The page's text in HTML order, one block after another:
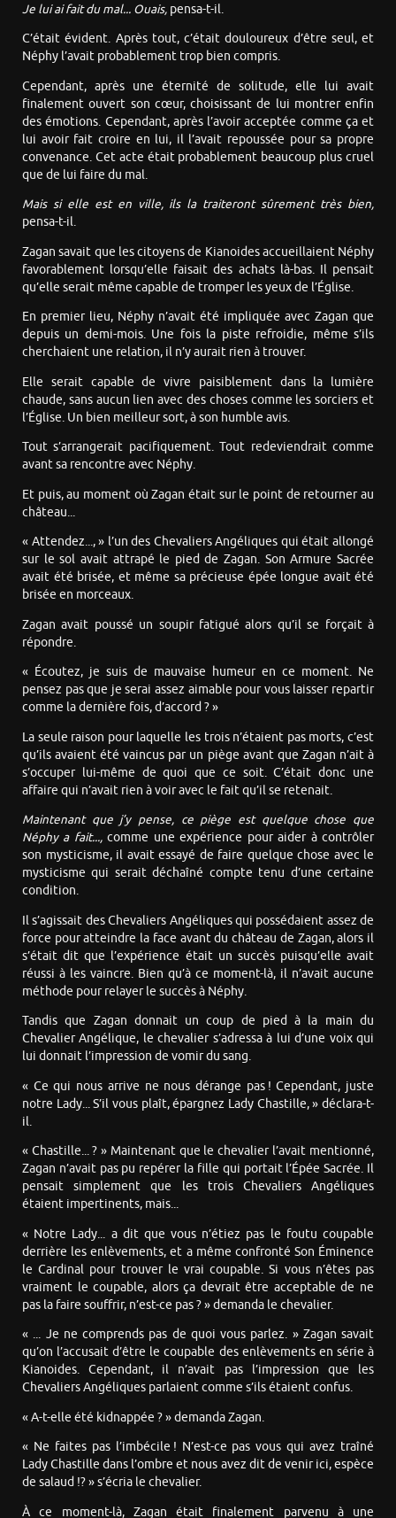
Je lui ai fait du mal... Ouais, pensa-t-il.
C’était évident. Après tout, c’était douloureux d’être seul, et
Néphy l’avait probablement trop bien compris.
Cependant, après une éternité de solitude, elle lui avait
finalement ouvert son cœur, choisissant de lui montrer enfin
des émotions. Cependant, après l’avoir acceptée comme ça et
lui avoir fait croire en lui, il l’avait repoussée pour sa propre
convenance. Cet acte était probablement beaucoup plus cruel
que de lui faire du mal.
Mais si elle est en ville, ils la traiteront sûrement très bien,
pensa-t-il.
Zagan savait que les citoyens de Kianoides accueillaient Néphy
favorablement lorsqu’elle faisait des achats là-bas. Il pensait
qu’elle serait même capable de tromper les yeux de l’Église.
En premier lieu, Néphy n’avait été impliquée avec Zagan que
depuis un demi-mois. Une fois la piste refroidie, même s’ils
cherchaient une relation, il n’y aurait rien à trouver.
Elle serait capable de vivre paisiblement dans la lumière
chaude, sans aucun lien avec des choses comme les sorciers et
l’Église. Un bien meilleur sort, à son humble avis.
Tout s’arrangerait pacifiquement. Tout redeviendrait comme
avant sa rencontre avec Néphy.
Et puis, au moment où Zagan était sur le point de retourner au
château...
« Attendez..., » l’un des Chevaliers Angéliques qui était allongé
sur le sol avait attrapé le pied de Zagan. Son Armure Sacrée
avait été brisée, et même sa précieuse épée longue avait été
brisée en morceaux.
Zagan avait poussé un soupir fatigué alors qu’il se forçait à
répondre.
« Écoutez, je suis de mauvaise humeur en ce moment. Ne
pensez pas que je serai assez aimable pour vous laisser repartir
comme la dernière fois, d’accord ? »
La seule raison pour laquelle les trois n’étaient pas morts, c’est
qu’ils avaient été vaincus par un piège avant que Zagan n’ait à
s’occuper lui-même de quoi que ce soit. C’était donc une
affaire qui n’avait rien à voir avec le fait qu’il se retenait.
Maintenant que j’y pense, ce piège est quelque chose que
Néphy a fait...,comme une expérience pour aider à contrôler
son mysticisme, il avait essayé de faire quelque chose avec le
mysticisme qui serait déchaîné compte tenu d’une certaine
condition.
Il s’agissait des Chevaliers Angéliques qui possédaient assez de
force pour atteindre la face avant du château de Zagan, alors il
s’était dit que l’expérience était un succès puisqu’elle avait
réussi à les vaincre. Bien qu’à ce moment-là, il n’avait aucune
méthode pour relayer le succès à Néphy.
Tandis que Zagan donnait un coup de pied à la main du
Chevalier Angélique, le chevalier s’adressa à lui d’une voix qui
lui donnait l’impression de vomir du sang.
« Ce qui nous arrive ne nous dérange pas ! Cependant, juste
notre Lady... S’il vous plaît, épargnez Lady Chastille, » déclara-t-
il.
« Chastille... ? » Maintenant que le chevalier l’avait mentionné,
Zagan n’avait pas pu repérer la fille qui portait l’Épée Sacrée. Il
pensait simplement que les trois Chevaliers Angéliques
étaient impertinents, mais...
« Notre Lady... a dit que vous n’étiez pas le foutu coupable
derrière les enlèvements, et a même confronté Son Éminence
le Cardinal pour trouver le vrai coupable. Si vous n’êtes pas
vraiment le coupable, alors ça devrait être acceptable de ne
pas la faire souffrir, n’est-ce pas ? » demanda le chevalier.
« ... Je ne comprends pas de quoi vous parlez. » Zagan savait
qu’on l’accusait d’être le coupable des enlèvements en série à
Kianoides. Cependant, il n’avait pas l’impression que les
Chevaliers Angéliques parlaient comme s’ils étaient confus.
« A-t-elle été kidnappée ? » demanda Zagan.
« Ne faites pas l’imbécile ! N’est-ce pas vous qui avez traîné
Lady Chastille dans l’ombre et nous avez dit de venir ici, espèce
de salaud !? » s’écria le chevalier.
À ce moment-là, Zagan était finalement parvenu à une